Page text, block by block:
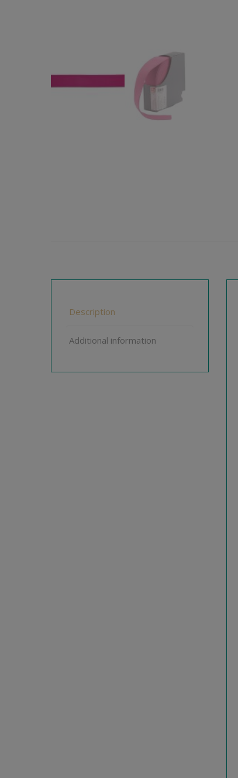
Description
Additional information